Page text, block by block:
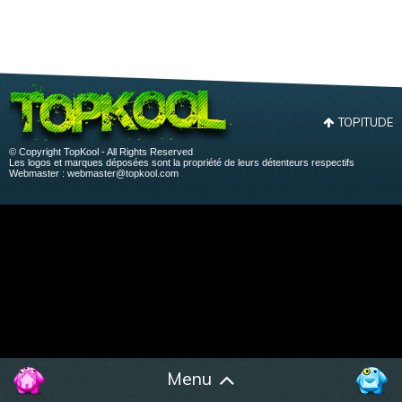
Menu
TOPITUDE
© Copyright TopKool - All Rights Reserved
Les logos et marques déposées sont la propriété de leurs détenteurs respectifs
Webmaster : webmaster@topkool.com